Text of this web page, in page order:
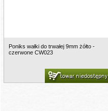
Poniks wałki do trwałej 9mm żółto -
czerwone CW023
towar niedostępny